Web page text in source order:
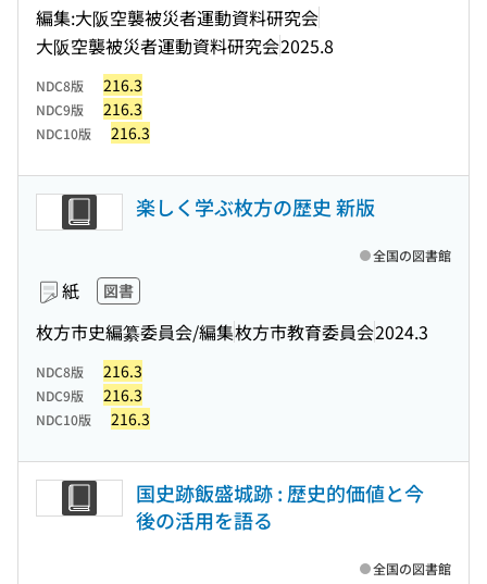
編集:大阪空襲被災者運動資料研究会
大阪空襲被災者運動資料研究会2025.8
NDC8版 216.3
NDC9版 216.3
NDC10版 216.3
楽しく学ぶ枚方の歴史 新版
紙 図書
枚方市史編纂委員会/編集枚方市教育委員会2024.3
全国の図書館
NDC8版 216.3
NDC9版 216.3
NDC10版 216.3
国史跡飯盛城跡 : 歴史的価値と今
後の活用を語る
全国の図書館